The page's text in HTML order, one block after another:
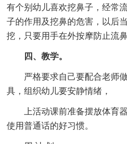
有个别幼儿喜欢挖鼻子，经常
子的作用及挖鼻的危害，以后
挖，只要用手在外按摩防止流鼻
四、教学。
严格要求自己要配合老师做
具，组织幼儿要安静情绪，
上活动课前准备摆放体育器
使用普通话的好习惯。